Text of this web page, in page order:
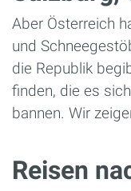
Aber Österreich
und
die Republik
finden, die es
bannen. Wir
Reisen